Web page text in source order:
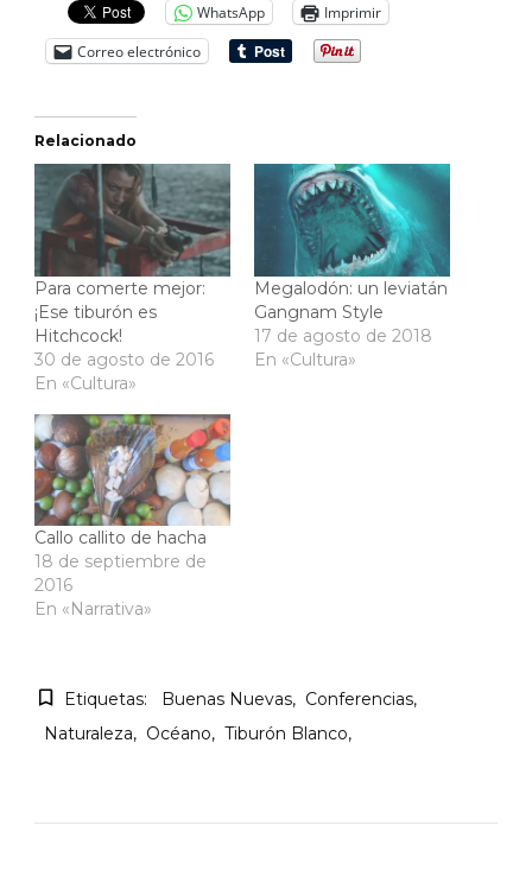
WhatsApp
Imprimir
Correo electrónico
Relacionado
Para comerte mejor:
¡Ese tiburón es
Hitchcock!
30 de agosto de 2016
En «Cultura»
Megalodón: un leviatán
Gangnam Style
17 de agosto de 2018
En «Cultura»
Callo callito de hacha
18 de septiembre de
2016
En «Narrativa»
Etiquetas: Buenas Nuevas
Conferencias
Naturaleza
Océano Tiburón Blanco